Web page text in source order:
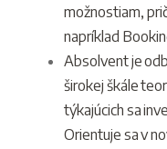
možnostiam,
napríklad
Absolvent je
širokej škále
týkajúcich sa
Orientuje sa v